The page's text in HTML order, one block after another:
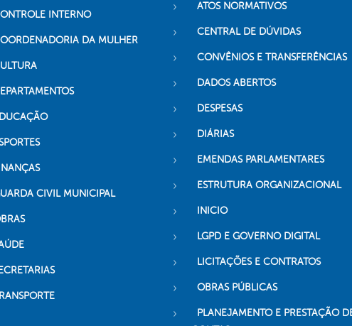
INTERNO
DA MULHER
CIVIL MUNICIPAL
ATOS NORMATIVOS
CENTRAL DE DÚVIDAS
CONVÊNIOS E TRANSFERÊNCIAS
DADOS ABERTOS
DESPESAS
DIÁRIAS
EMENDAS PARLAMENTARES
ESTRUTURA ORGANIZACIONAL
INICIO
LGPD E GOVERNO DIGITAL
LICITAÇÕES E CONTRATOS
OBRAS PÚBLICAS
PLANEJAMENTO E PRESTAÇÃO